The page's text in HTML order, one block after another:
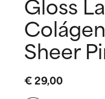
Sheer
€ 29,00